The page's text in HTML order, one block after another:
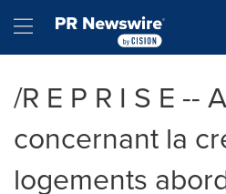
Hamburger menu
/R E P R I S E --
concernant la
logements